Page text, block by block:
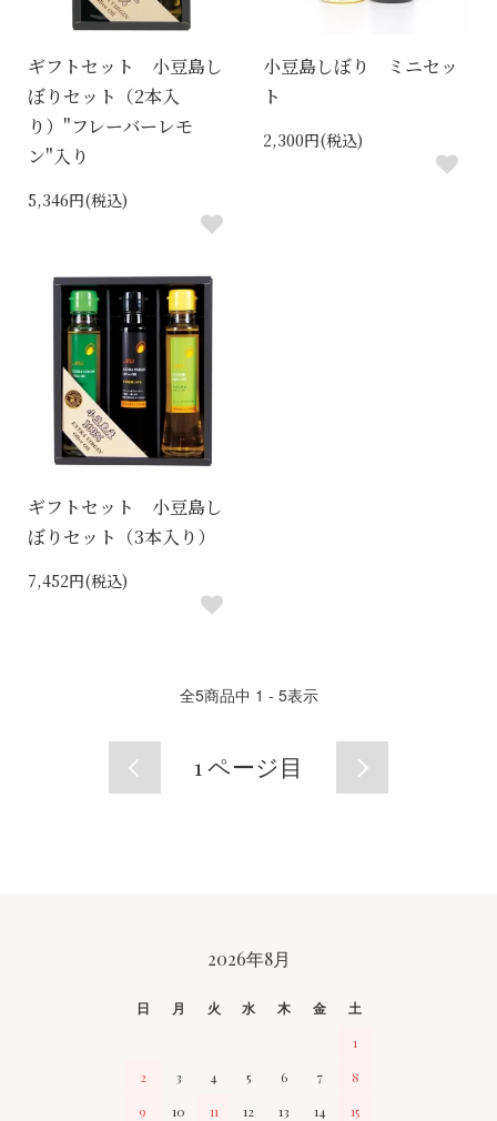
ギフトセット 小豆島し
ぼりセット（2本入
り）"フレーバーレモ
ン"入り
5,346円(税込)
小豆島しぼり ミニセッ
ト
2,300円(税込)
ギフトセット 小豆島し
ぼりセット（3本入り）
7,452円(税込)
全5商品中 1 - 5表示
1 ページ目
2026年8月
日 月 火 水 木 金
土
1
2
3 4 5 6 7
8
9
10 11 12 13 14
15